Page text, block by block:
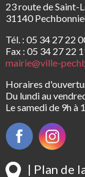
23 route de Saint-
31140
Tél. : 05 34 27 22
Fax : 05 34 27 22
mairie@ville-
Horaires
Du lundi au
Le samedi de 9h à
| Plan de